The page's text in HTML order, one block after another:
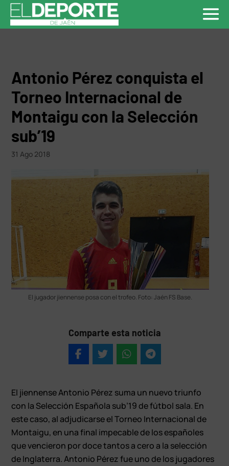
Antonio Pérez conquista el
Torneo Internacional de
Montaigu con la Selección
sub’19
31 Ago 2018
El jugador jiennense posa con el trofeo. Foto: Jaén FS Base.
Comparte esta noticia
El jiennense Antonio Pérez suma un nuevo triunfo
con la Selección Española sub’19 de fútbol sala. En
este caso, al adjudicarse el Torneo Internacional de
Montaigu, en una final impecable de los españoles
que vencieron por doce tantos a cero a la selección
de Inglaterra. Antonio Pérez fue uno de los jugadores